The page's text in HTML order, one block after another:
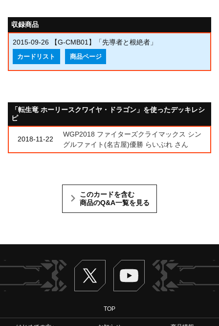
収録商品
2015-09-26 【G-CMB01】「先導者と根絶者」
カードリスト 商品ページ
「転生竜 ホーリースクワイヤ・ドラゴン」を使ったデッキレシ
ピ
2018-11-22
WGP2018 ファイターズクライマックス シン
グルファイト(名古屋)優勝 らいぶれ さん
このカードを含む
商品のQ&A一覧を見る
Twitter ヴァンガードch
TOP